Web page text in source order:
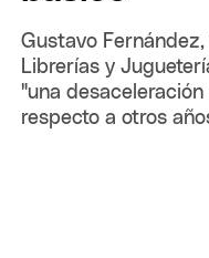
Gustavo
Librerías y
"una
respecto a otros